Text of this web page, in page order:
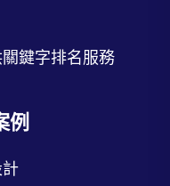
鍵字排名服務
例